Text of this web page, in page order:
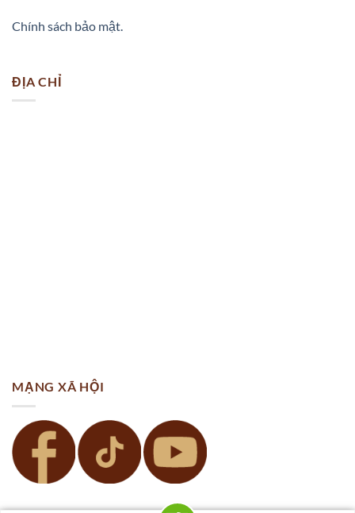
Chính sách bảo mật.
ĐỊA CHỈ
MẠNG XÃ HỘI